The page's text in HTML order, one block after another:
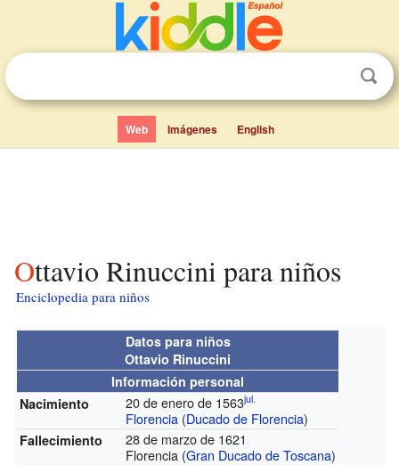
Web Imágenes English
Ottavio Rinuccini para niños
Enciclopedia para niños
Datos para niños
Ottavio Rinuccini
Información personal
Nacimiento
20 de enero de 1563jul.
Florencia (Ducado de Florencia)
Fallecimiento
28 de marzo de 1621
Florencia (Gran Ducado de Toscana)